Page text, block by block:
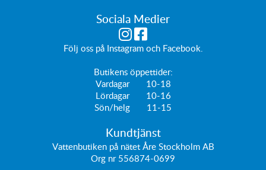
Sociala Medier
Följ oss på Instagramoch Facebook
Butikens öppettider:
Vardagar 10-18
Lördagar 10-16
Sön/helg 11-15
Kundtjänst
Vattenbutiken på nätet Åre Stockholm AB
Org nr 556874-0699